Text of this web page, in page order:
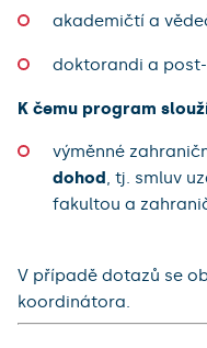
akademičtí a
doktorandi a
K čemu program
výměnné
dohod , tj. smluv
fakultou a
V případě dotazů se
koordinátora.